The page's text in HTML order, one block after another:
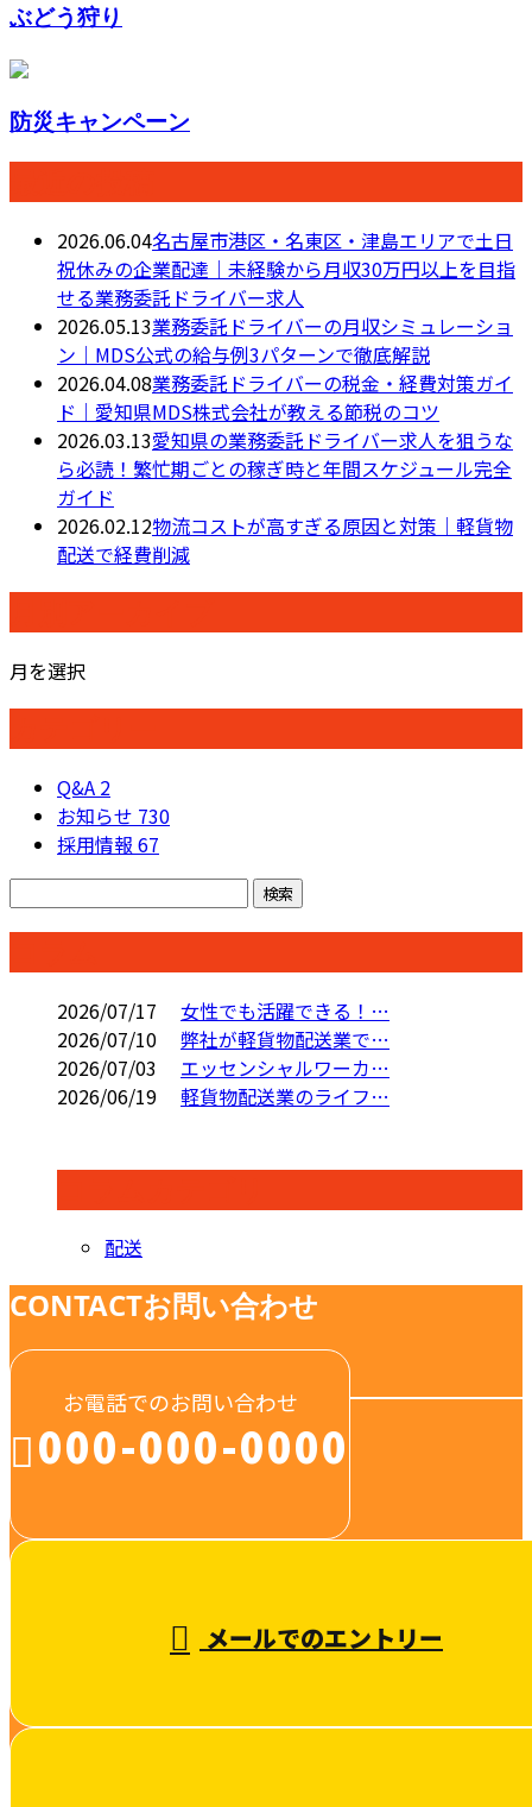
ぶどう狩り
防災キャンペーン
2026.06.04名古屋市港区・名東区・津島エリアで土日
祝休みの企業配達｜未経験から月収30万円以上を目指
せる業務委託ドライバー求人
2026.05.13業務委託ドライバーの月収シミュレーショ
ン｜MDS公式の給与例3パターンで徹底解説
2026.04.08業務委託ドライバーの税金・経費対策ガイ
ド｜愛知県MDS株式会社が教える節税のコツ
2026.03.13愛知県の業務委託ドライバー求人を狙うな
ら必読！繁忙期ごとの稼ぎ時と年間スケジュール完全
ガイド
2026.02.12物流コストが高すぎる原因と対策｜軽貨物
配送で経費削減
月を選択
Q&A 2
お知らせ 730
採用情報 67
2026/07/17
女性でも活躍できる！…
2026/07/10
弊社が軽貨物配送業で…
2026/07/03
エッセンシャルワーカ…
2026/06/19
軽貨物配送業のライフ…
配送
CONTACTお問い合わせ
お電話でのお問い合わせ
000-000-0000
メールでのエントリー